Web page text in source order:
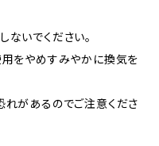
いでください。
用をやめすみやかに換気を
れがあるのでご注意くださ